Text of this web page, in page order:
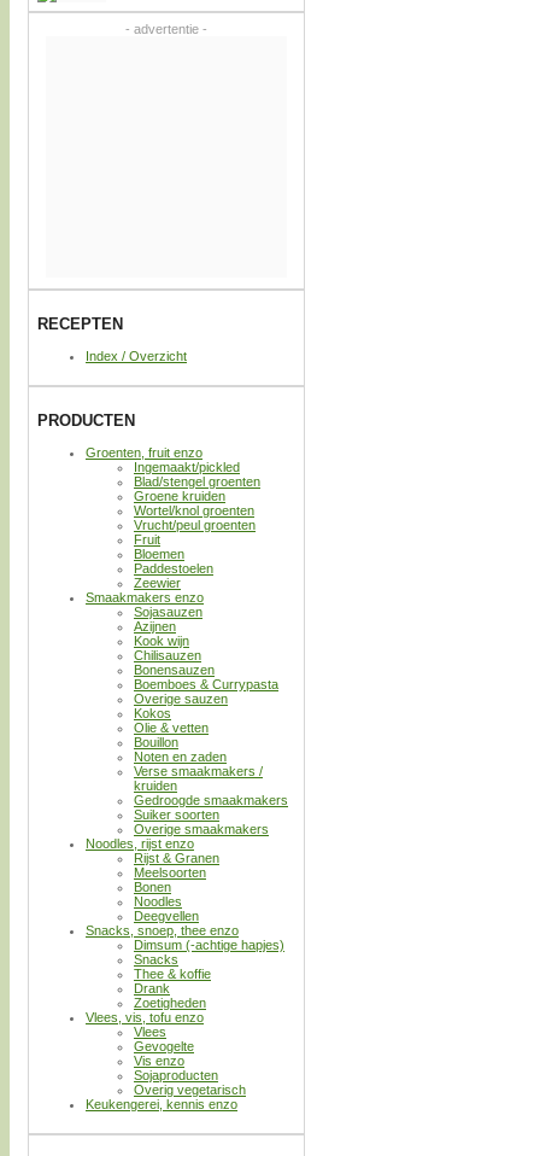
- advertentie -
RECEPTEN
Index / Overzicht
PRODUCTEN
Groenten, fruit enzo
Ingemaakt/pickled
Blad/stengel groenten
Groene kruiden
Wortel/knol groenten
Vrucht/peul groenten
Fruit
Bloemen
Paddestoelen
Zeewier
Smaakmakers enzo
Sojasauzen
Azijnen
Kook wijn
Chilisauzen
Bonensauzen
Boemboes & Currypasta
Overige sauzen
Kokos
Olie & vetten
Bouillon
Noten en zaden
Verse smaakmakers /
kruiden
Gedroogde smaakmakers
Suiker soorten
Overige smaakmakers
Noodles, rijst enzo
Rijst & Granen
Meelsoorten
Bonen
Noodles
Deegvellen
Snacks, snoep, thee enzo
Dimsum (-achtige hapjes)
Snacks
Thee & koffie
Drank
Zoetigheden
Vlees, vis, tofu enzo
Vlees
Gevogelte
Vis enzo
Sojaproducten
Overig vegetarisch
Keukengerei, kennis enzo